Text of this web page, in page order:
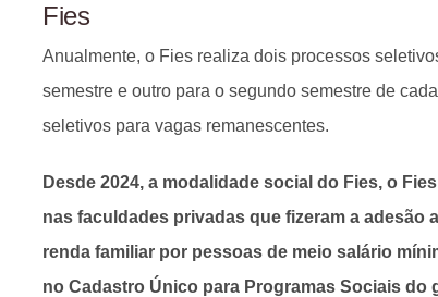
Fies
Anualmente, o Fies realiza dois processos
semestre e outro para o segundo semestre de
seletivos para vagas remanescentes.
Desde 2024, a modalidade social do Fies, o
nas faculdades privadas que fizeram a adesão
renda familiar por pessoas de meio salário
no Cadastro Único para Programas Sociais do